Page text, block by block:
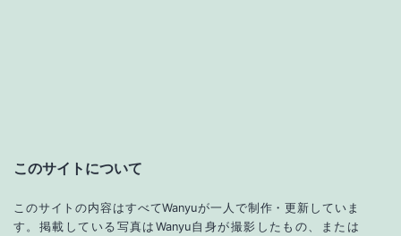
このサイトについて
このサイトの内容はすべてWanyuが一人で制作・更新していま
す。掲載している写真はWanyu自身が撮影したもの、または